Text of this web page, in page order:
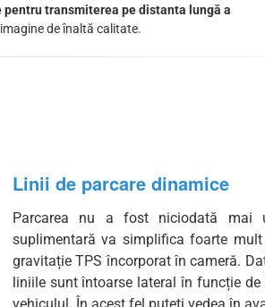
transmiterea pe distanta lungă a
de înaltă calitate.
Linii de parcare dinamice
Parcarea nu a fost niciodată mai
suplimentară va simplifica foarte
gravitație TPS încorporat în cameră.
liniile sunt întoarse lateral în funcție